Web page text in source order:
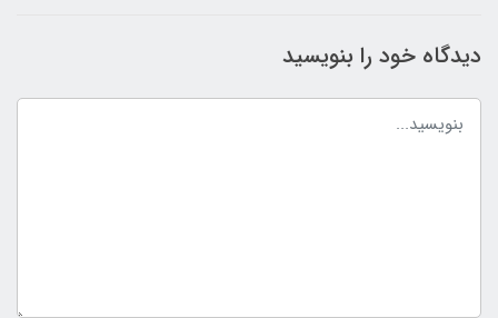
دیدگاه خود را بنویسید